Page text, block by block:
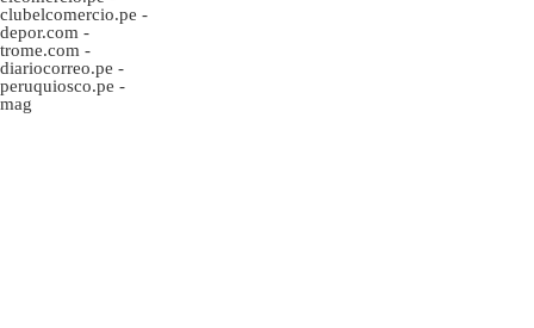
clubelcomercio.pe -
depor.com -
trome.com -
diariocorreo.pe -
peruquiosco.pe -
mag